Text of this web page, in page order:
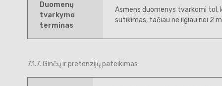
Duomenų
tvarkymo
terminas
Asmens duomenys tvarkomi tol,
sutikimas, tačiau ne ilgiau nei 2
7.1.7. Ginčų ir pretenzijų pateikimas: